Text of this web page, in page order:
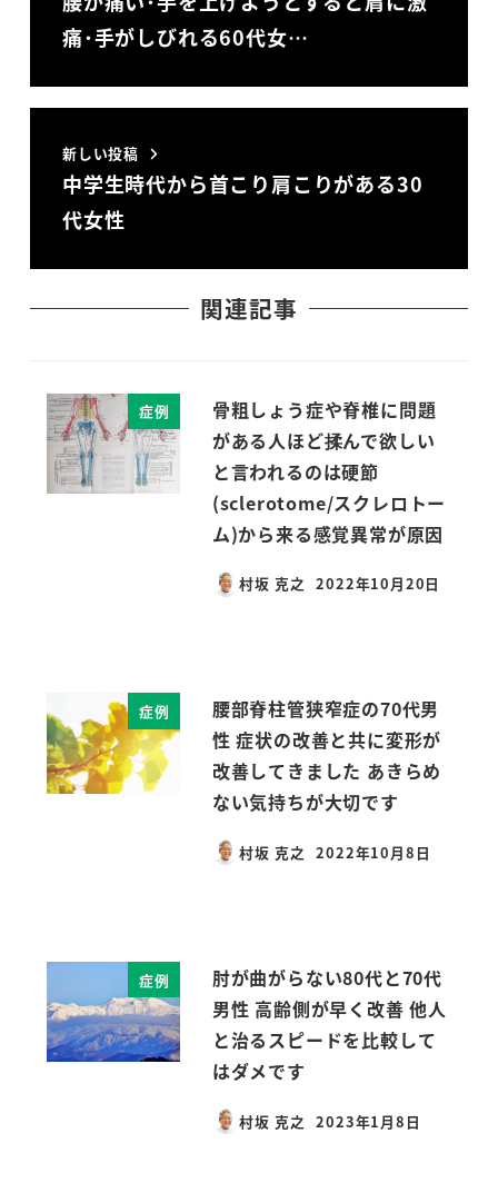
痛･手がしびれる60代女…
新しい投稿
中学生時代から首こり肩こりがある30
代女性
関連記事
症例
骨粗しょう症や脊椎に問題
がある人ほど揉んで欲しい
と言われるのは硬節
(sclerotome/スクレロトー
ム)から来る感覚異常が原因
村坂 克之
投稿日
2022年10月20日
症例
腰部脊柱管狭窄症の70代男
性 症状の改善と共に変形が
改善してきました あきらめ
ない気持ちが大切です
村坂 克之
投稿日
2022年10月8日
症例
肘が曲がらない80代と70代
男性 高齢側が早く改善 他人
と治るスピードを比較して
はダメです
村坂 克之
投稿日
2023年1月8日